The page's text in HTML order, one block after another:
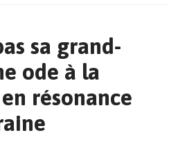
sa grand-
ode à la
résonance